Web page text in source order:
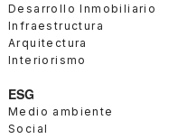
Desarrollo Inmobiliario
Infraestructura
Arquitectura
Interiorismo
ESG
Medio ambiente
Social